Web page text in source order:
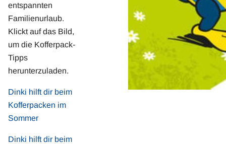
entspannten
Familienurlaub.
Klickt auf das Bild,
um die Kofferpack-
Tipps
herunterzuladen.
Dinki hilft dir beim
Kofferpacken im
Sommer
Dinki hilft dir beim